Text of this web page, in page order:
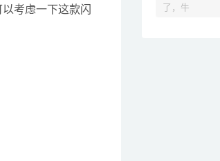
考虑一下这款闪
了，牛